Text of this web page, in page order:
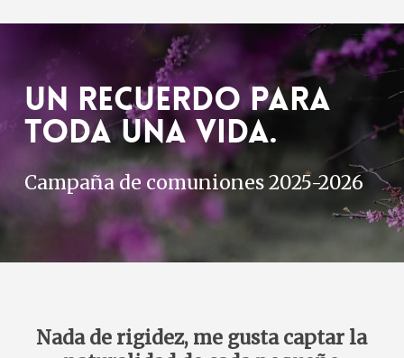
Un recuerdo para
toda una vida.
Campaña de comuniones 2025-2026
Nada de rigidez, me gusta captar la